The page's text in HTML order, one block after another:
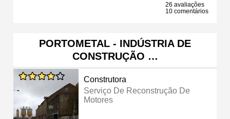
26 avaliações
10 comentários
PORTOMETAL - INDÚSTRIA DE
CONSTRUÇÃO …
Construtora
Serviço De Reconstrução De
Motores